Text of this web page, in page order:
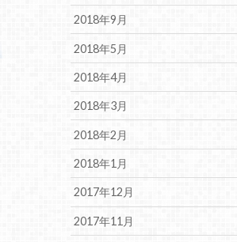
2018年9月
2018年5月
2018年4月
2018年3月
2018年2月
2018年1月
2017年12月
2017年11月